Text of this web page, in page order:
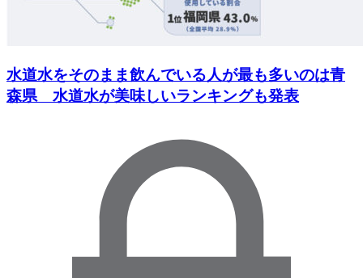
水道水をそのまま飲んでいる人が最も多いのは青
森県 水道水が美味しいランキングも発表